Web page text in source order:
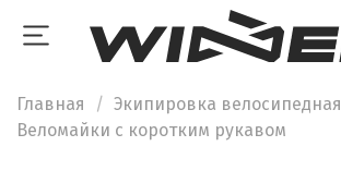
Главная Экипировка велосипедная
Веломайки с коротким рукавом